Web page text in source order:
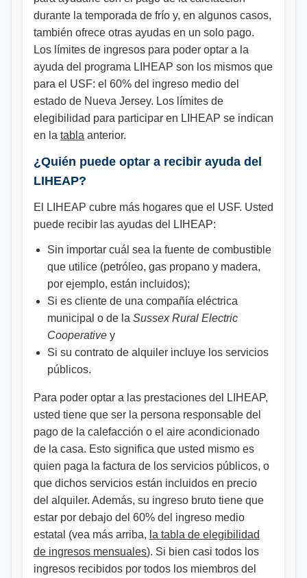
durante la temporada de frío y, en algunos casos,
también ofrece otras ayudas en un solo pago.
Los límites de ingresos para poder optar a la
ayuda del programa LIHEAP son los mismos que
para el USF: el 60% del ingreso medio del
estado de Nueva Jersey. Los límites de
elegibilidad para participar en LIHEAP se indican
en la tabla anterior.
¿Quién puede optar a recibir ayuda del
LIHEAP?
El LIHEAP cubre más hogares que el USF. Usted
puede recibir las ayudas del LIHEAP:
Sin importar cuál sea la fuente de combustible
que utilice (petróleo, gas propano y madera,
por ejemplo, están incluidos);
Si es cliente de una compañía eléctrica
municipal o de la Sussex Rural Electric
Cooperative y
Si su contrato de alquiler incluye los servicios
públicos.
Para poder optar a las prestaciones del LIHEAP,
usted tiene que ser la persona responsable del
pago de la calefacción o el aire acondicionado
de la casa. Esto significa que usted mismo es
quien paga la factura de los servicios públicos, o
que dichos servicios están incluidos en precio
del alquiler. Además, su ingreso bruto tiene que
estar por debajo del 60% del ingreso medio
estatal (vea más arriba, la tabla de elegibilidad
de ingresos mensuales). Si bien casi todos los
ingresos recibidos por todos los miembros del